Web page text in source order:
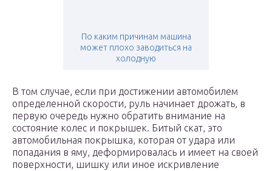
По каким причинам машина
может плохо заводиться на
холодную
В том случае, если при достижении автомобилем
определенной скорости, руль начинает дрожать, в
первую очередь нужно обратить внимание на
состояние колес и покрышек. Битый скат, это
автомобильная покрышка, которая от удара или
попадания в яму, деформировалась и имеет на своей
поверхности, шишку или иное искривление